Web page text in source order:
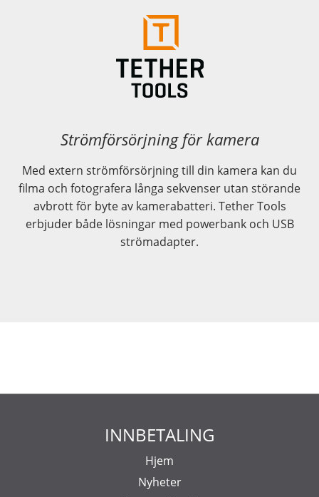
Strömförsörjning för kamera
Med extern strömförsörjning till din kamera kan du
filma och fotografera långa sekvenser utan störande
avbrott för byte av kamerabatteri. Tether Tools
erbjuder både lösningar med powerbank och USB
strömadapter.
INNBETALING
Hjem
Nyheter